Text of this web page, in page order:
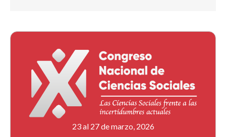
23 al 27 de marzo, 2026